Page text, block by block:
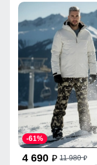
4 690 p 11 980p
-61%